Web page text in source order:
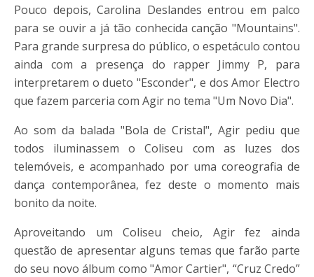
Pouco depois, Carolina Deslandes entrou em palco
para se ouvir a já tão conhecida canção "Mountains".
Para grande surpresa do público, o espetáculo contou
ainda com a presença do rapper Jimmy P, para
interpretarem o dueto "Esconder", e dos Amor Electro
que fazem parceria com Agir no tema "Um Novo Dia".
Ao som da balada "Bola de Cristal", Agir pediu que
todos iluminassem o Coliseu com as luzes dos
telemóveis, e acompanhado por uma coreografia de
dança contemporânea, fez deste o momento mais
bonito da noite.
Aproveitando um Coliseu cheio, Agir fez ainda
questão de apresentar alguns temas que farão parte
do seu novo álbum como "Amor Cartier", “Cruz Credo”